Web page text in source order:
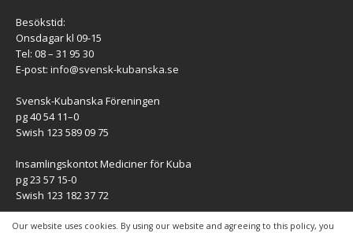
Our website uses cookies. By using our website and agreeing to this policy, you
Besökstid:
Onsdagar kl 09-15
Tel: 08 – 31 95 30
E-post: info@svensk-kubanska.se
Svensk-Kubanska Föreningen
pg 40 54 11–0
Swish 123 589 09 75
Insamlingskontot Mediciner för Kuba
pg 23 57 15-0
Swish 123 182 37 72
KONTAKT